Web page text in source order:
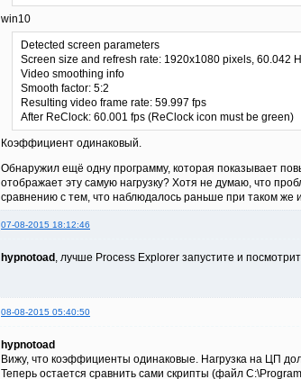
win10
Detected screen parameters
Screen size and refresh rate: 1920x1080 pixels, 60.042
Video smoothing info
Smooth factor: 5:2
Resulting video frame rate: 59.997 fps
After ReClock: 60.001 fps (ReClock icon must be green)
Коэффициент одинаковый.
Обнаружил ещё одну программу, которая показывает
отображает эту самую нагрузку? Хотя не думаю, что
сравнению с тем, что наблюдалось раньше при таком же
07-08-2015 18:12:46
hypnotoad, лучше Process Explorer запустите и
08-08-2015 05:40:50
hypnotoad
Вижу, что коэффициенты одинаковые. Нагрузка на ЦП
Теперь остается сравнить сами скрипты (файл